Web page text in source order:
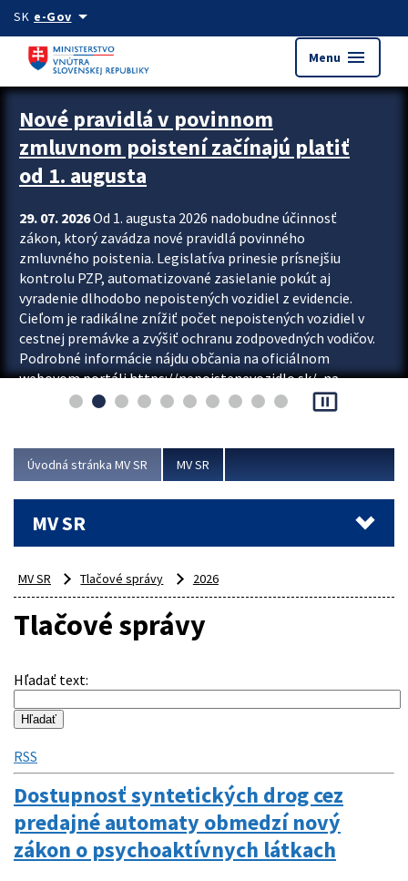
Preskocit na hlavný obsah
SK e-Govarrow_drop_down
Menu menu
Zastavit automatický posun upútavok
Nové pravidlá v povinnom
zmluvnom poistení začínajú platiť
od 1. augusta
29. 07. 2026Od 1. augusta 2026 nadobudne účinnosť
zákon, ktorý zavádza nové pravidlá povinného
zmluvného poistenia. Legislatíva prinesie prísnejšiu
kontrolu PZP, automatizované zasielanie pokút aj
vyradenie dlhodobo nepoistených vozidiel z evidencie.
Cieľom je radikálne znížiť počet nepoistených vozidiel v
cestnej premávke a zvýšiť ochranu zodpovedných vodičov.
Podrobné informácie nájdu občania na oficiálnom
webovom portáli https://nepoistenevozidlo.sk/, na
ktorom od augusta pribudne aj možnosť overiť si...
pause_presentation
Úvodná stránka MV SR MV SR
MV SR
MV SR Tlačové správy 2026
Tlačové správy
Hľadať text:
RSS
Dostupnosť syntetických drog cez
predajné automaty obmedzí nový
zákon o psychoaktívnych látkach